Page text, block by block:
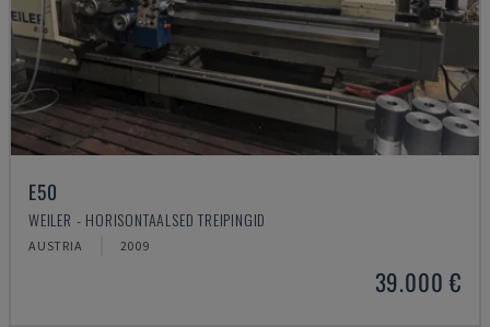
E50
WEILER - HORISONTAALSED TREIPINGID
AUSTRIA 2009
39.000 €